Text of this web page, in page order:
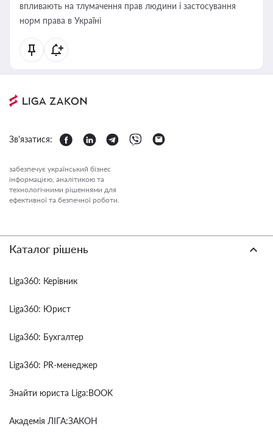
впливають на тлумачення прав людини і застосування
норм права в Україні
Зв'язатися:
забезпечує український бізнес
інформацією, аналітикою та
технологічними рішеннями для
ефективної та безпечної роботи.
Каталог рішень
Liga360: Керівник
Liga360: Юрист
Liga360: Бухгалтер
Liga360: PR-менеджер
Знайти юриста Liga:BOOK
Академія ЛІГА:ЗАКОН